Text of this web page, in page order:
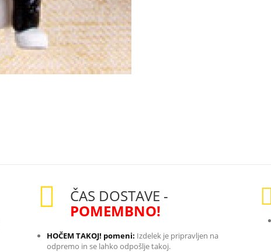
ČAS DOSTAVE -
POMEMBNO!
HOČEM TAKOJ! pomeni: Izdelek je pripravljen na
odpremo in se lahko odpošlje takoj.